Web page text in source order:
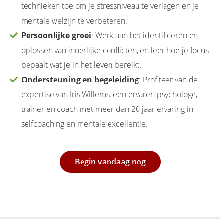
technieken toe om je stressniveau te verlagen en je
mentale welzijn te verbeteren.
Persoonlijke groei: Werk aan het identificeren en
oplossen van innerlijke conflicten, en leer hoe je focus
bepaalt wat je in het leven bereikt.
Ondersteuning en begeleiding: Profiteer van de
expertise van Iris Willems, een ervaren psychologe,
trainer en coach met meer dan 20 jaar ervaring in
selfcoaching en mentale excellentie.
Begin vandaag nog